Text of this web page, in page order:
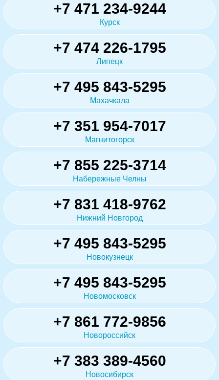
+7 471 234-9244
Курск
+7 474 226-1795
Липецк
+7 495 843-5295
Махачкала
+7 351 954-7017
Магнитогорск
+7 855 225-3714
Набережные Челны
+7 831 418-9762
Нижний Новгород
+7 495 843-5295
Новокузнецк
+7 495 843-5295
Новомосковск
+7 861 772-9856
Новороссийск
+7 383 389-4560
Новосибирск